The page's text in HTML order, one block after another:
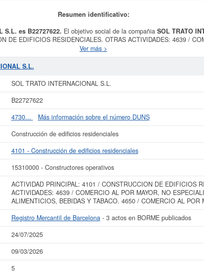
Resumen identificativo:
S.L. es B22727622. El objetivo social de la compañia SOL TRATO
DE EDIFICIOS RESIDENCIALES. OTRAS ACTIVIDADES: 4639 /
BEBIDAS Y TABACO. 4650 / COMERCIO AL POR
es 4101 - Construcción de edificios residenciales. El número
Esta empresa acumula 5 consultas, la última se ha producido el
en el BORME es de 3 y aparece dada de alta en la provincia
la empresa SOL TRATO INTERNACIONAL S.L. puede
los resultados de sus años de actividad, así como los
actualización del informe de empresa se ha realizado el 24/07/2025.
Ver más >
S.L.
SOL TRATO INTERNACIONAL S.L.
B22727622
4730...
Más información sobre el número DUNS
Construcción de edificios residenciales
4101 - Construcción de edificios residenciales
15310000 - Constructores operativos
ACTIVIDAD PRINCIPAL: 4101 / CONSTRUCCION DE EDIFICIOS
ACTIVIDADES: 4639 / COMERCIO AL POR MAYOR, NO
ALIMENTICIOS, BEBIDAS Y TABACO. 4650 / COMERCIO AL POR
Registro Mercantil de Barcelona- 3 actos en BORME publicados
24/07/2025
09/03/2026
5